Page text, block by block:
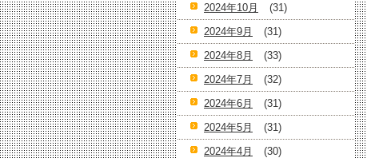
2024年10月
(31)
2024年9月
(31)
2024年8月
(33)
2024年7月
(32)
2024年6月
(31)
2024年5月
(31)
2024年4月
(30)